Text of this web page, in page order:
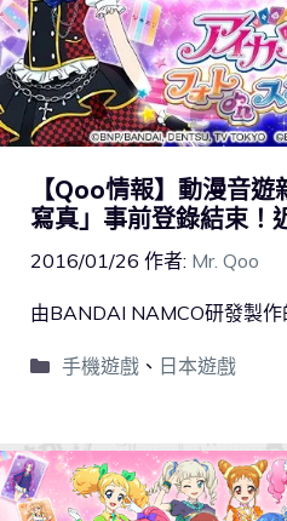
【Qoo情報】動漫音
寫真」事前登錄結束！
2016/01/26 作者: Mr. Qoo
由BANDAI NAMCO研發製作
手機遊戲、 日本遊戲